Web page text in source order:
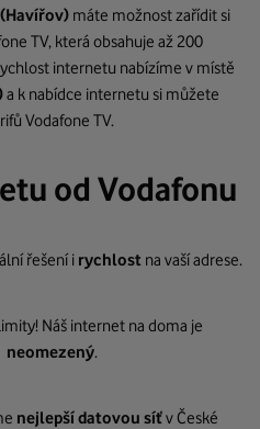
(Havířov) máte možnost zařídit si
TV, která obsahuje až 200
internetu nabízíme v místě
a k nabídce internetu si můžete
Vodafone TV.
od Vodafonu
řešení i rychlost na vaší adrese.
Náš internet na doma je
neomezený.
nejlepší datovou síťv České